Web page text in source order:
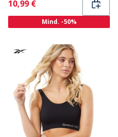
Current
10,99 €
Mind. -50%